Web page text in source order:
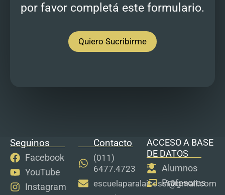
por favor completá este formulario.
Quiero Sucribirme
Seguinos
Facebook
YouTube
Instagram
Contacto
(011)
6477.4723
escuelaparalaicossi@gmail.com
ACCESO A BASE
DE DATOS
Alumnos
Profesores